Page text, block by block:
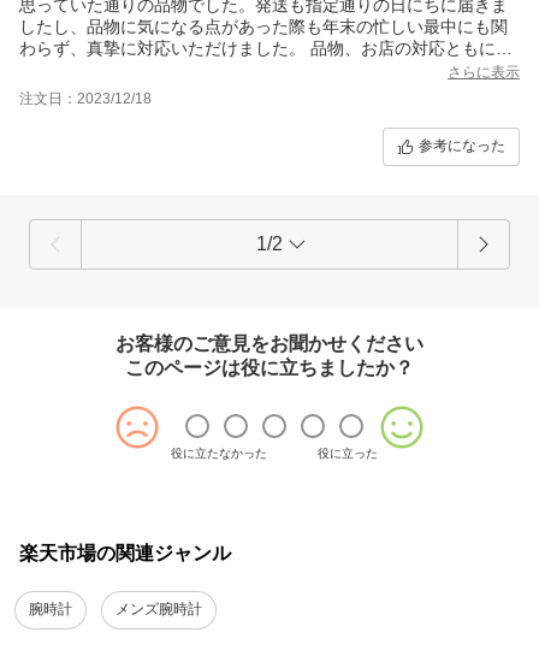
思っていた通りの品物でした。発送も指定通りの日にちに届きま
したし、品物に気になる点があった際も年末の忙しい最中にも関
わらず、真摯に対応いただけました。 品物、お店の対応ともに大
さらに表示
注文日：2023/12/18
参考になった
1/2
お客様のご意見をお聞かせください
このページは役に立ちましたか？
役に立たなかった 役に立った
楽天市場の関連ジャンル
腕時計 メンズ腕時計